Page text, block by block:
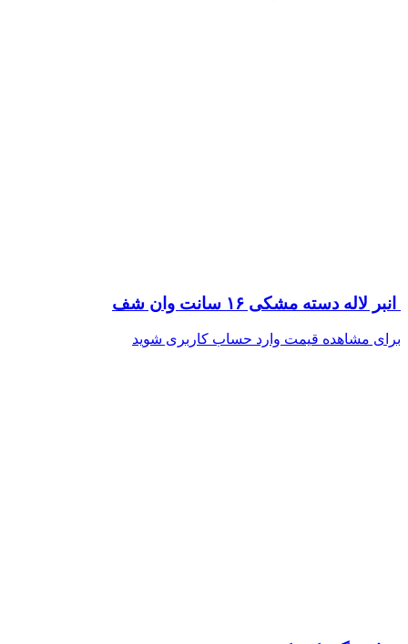
انبر لاله دسته مشکی ۱۶ سانت وان شف
برای مشاهده قیمت وارد حساب کاربری شوید